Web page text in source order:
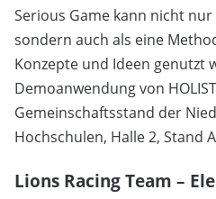
Serious Game kann nicht
sondern auch als eine
Konzepte und Ideen genutzt
Demoanwendung von
Gemeinschaftsstand der
Hochschulen, Halle 2, Stand
Lions Racing Team –